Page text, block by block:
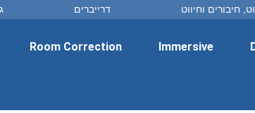
חיבורים וחיווט דרייברים
Immersive
Room Correction